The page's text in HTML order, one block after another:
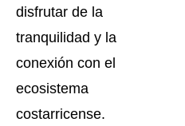
disfrutar de la
tranquilidad y la
conexión con el
ecosistema
costarricense.